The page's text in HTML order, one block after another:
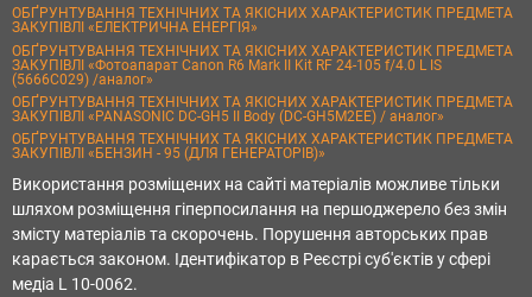
ОБҐРУНТУВАННЯ ТЕХНІЧНИХ ТА ЯКІСНИХ ХАРАКТЕРИСТИК ПРЕДМЕТА
ЗАКУПІВЛІ «ЕЛЕКТРИЧНА ЕНЕРГІЯ»
ОБҐРУНТУВАННЯ ТЕХНІЧНИХ ТА ЯКІСНИХ ХАРАКТЕРИСТИК ПРЕДМЕТА
ЗАКУПІВЛІ «Фотоапарат Canon R6 Mark II Kit RF 24-105 f/4.0 L IS
(5666C029) /аналог»
ОБҐРУНТУВАННЯ ТЕХНІЧНИХ ТА ЯКІСНИХ ХАРАКТЕРИСТИК ПРЕДМЕТА
ЗАКУПІВЛІ «PANASONIC DC-GH5 II Body (DC-GH5M2EE) / аналог»
ОБҐРУНТУВАННЯ ТЕХНІЧНИХ ТА ЯКІСНИХ ХАРАКТЕРИСТИК ПРЕДМЕТА
ЗАКУПІВЛІ «БЕНЗИН - 95 (ДЛЯ ГЕНЕРАТОРІВ)»
Використання розміщених на сайті матеріалів можливе тільки
шляхом розміщення гіперпосилання на першоджерело без змін
змісту матеріалів та скорочень. Порушення авторських прав
карається законом. Ідентифікатор в Реєстрі суб'єктів у сфері
медіа L 10-0062.